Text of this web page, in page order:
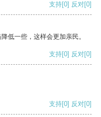
支持[0] 反对[0]
低一些，这样会更加亲民。
支持[0] 反对[0]
支持[0] 反对[0]